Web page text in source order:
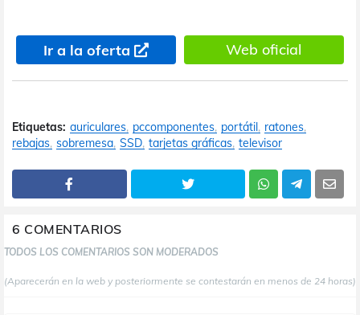
Ir a la oferta Web oficial
Etiquetas: auriculares pccomponentes portátil ratones
rebajas sobremesa SSD tarjetas gráficas televisor
6 COMENTARIOS
TODOS LOS COMENTARIOS SON MODERADOS
(Aparecerán en la web y posteriormente se contestarán en menos de 24 horas)